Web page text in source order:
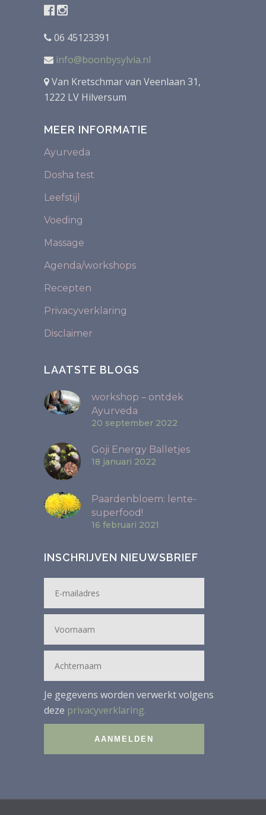
06 45123391
info@boonbysylvia.nl
Van Kretschmar van Veenlaan 31,
1222 LV Hilversum
MEER INFORMATIE
Ayurveda
Dosha test
Leefstijl
Voeding
Massage
Agenda/workshops
Recepten
Privacyverklaring
Disclaimer
LAATSTE BLOGS
workshop – ontdek
Ayurveda
20 september 2022
Goji Energy Balletjes
18 januari 2022
Paardenbloem: lente-
superfood!
16 februari 2021
INSCHRIJVEN NIEUWSBRIEF
Je gegevens worden verwerkt volgens
deze privacyverklaring.